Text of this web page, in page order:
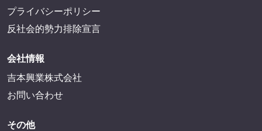
プライバシーポリシー
反社会的勢力排除宣言
会社情報
吉本興業株式会社
お問い合わせ
その他